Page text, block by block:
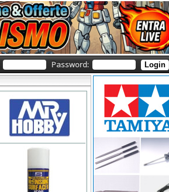
Password: Login